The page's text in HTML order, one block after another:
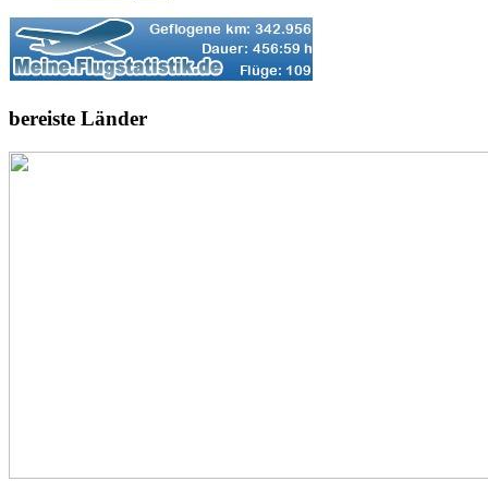
bereiste Länder